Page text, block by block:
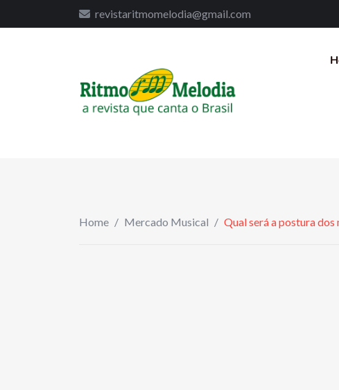
revistaritmomelodia@gmail.com
Home / Mercado Musical / Qual será a postura